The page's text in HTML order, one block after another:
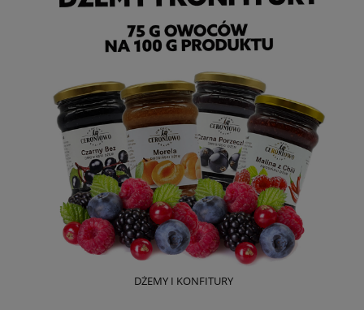
DŻEMY I KONFITURY